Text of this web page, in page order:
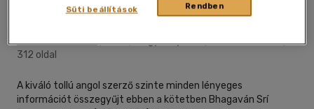
Filosz-Humán Bt.|2011|magyar nyelvű|füles, kartonált|
312 oldal
A kiváló tollú angol szerző szinte minden lényeges
információt összegyűjt ebben a kötetben Bhagaván Srí
Rendben
Süti beállítások